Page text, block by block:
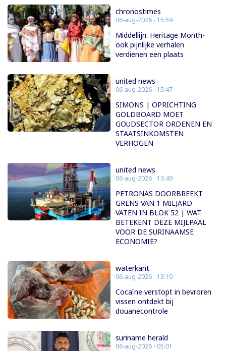
chronostimes
06-aug-2026 - 15:59
Middellijn: Heritage Month-
ook pijnlijke verhalen
verdienen een plaats
united news
06-aug-2026 - 15:47
SIMONS | OPRICHTING
GOLDBOARD MOET
GOUDSECTOR ORDENEN EN
STAATSINKOMSTEN
VERHOGEN
united news
06-aug-2026 - 13:49
PETRONAS DOORBREEKT
GRENS VAN 1 MILJARD
VATEN IN BLOK 52 | WAT
BETEKENT DEZE MIJLPAAL
VOOR DE SURINAAMSE
ECONOMIE?
waterkant
06-aug-2026 - 13:10
Cocaïne verstopt in bevroren
vissen ontdekt bij
douanecontrole
suriname herald
06-aug-2026 - 05:01